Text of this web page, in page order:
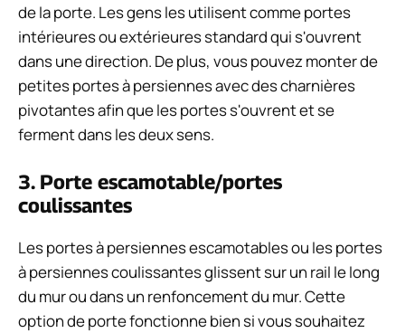
de la porte. Les gens les utilisent comme portes
intérieures ou extérieures standard qui s'ouvrent
dans une direction. De plus, vous pouvez monter de
petites portes à persiennes avec des charnières
pivotantes afin que les portes s'ouvrent et se
ferment dans les deux sens.
3. Porte escamotable/portes
coulissantes
Les portes à persiennes escamotables ou les portes
à persiennes coulissantes glissent sur un rail le long
du mur ou dans un renfoncement du mur. Cette
option de porte fonctionne bien si vous souhaitez